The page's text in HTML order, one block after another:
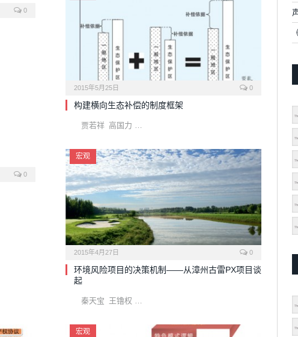
0
2015年5月25日 0
构建横向生态补偿的制度框架
贾若祥 高国力 …
0
宏观
2015年4月27日 0
环境风险项目的决策机制——从漳州古雷PX项目谈
起
秦天宝 王镥权 …
宏观